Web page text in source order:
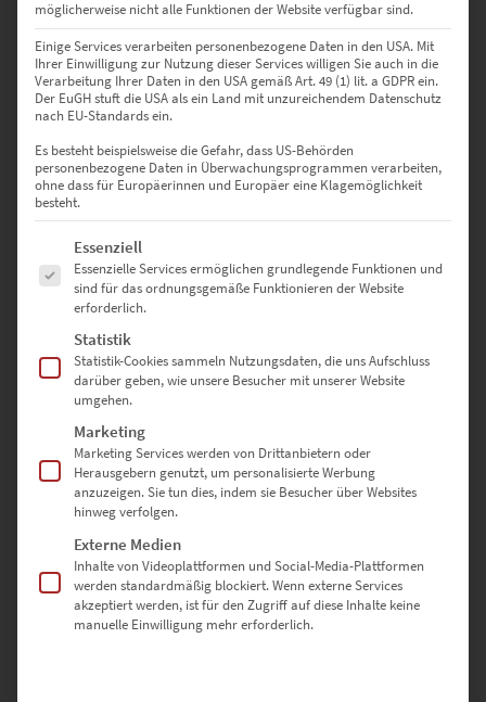
Enthält 19% Mwst.
Lieferzeit: ca. 10 Werktage
EZ00300 Gärtringen Marktplatz
€24,90 –€ 999,00
Enthält 19% Mwst.
zzgl.Versand
Dieses Produkt weist mehrere Varianten auf. Die Optionen können auf der Produktseite gewählt werden
möglicherweise nicht alle Funktionen der Website verfügbar sind.
Einige Services verarbeiten personenbezogene Daten in den USA. Mit
Ihrer Einwilligung zur Nutzung dieser Services willigen Sie auch in die
Verarbeitung Ihrer Daten in den USA gemäß Art. 49 (1) lit. a GDPR ein.
Der EuGH stuft die USA als ein Land mit unzureichendem Datenschutz
nach EU-Standards ein.
Es besteht beispielsweise die Gefahr, dass US-Behörden
personenbezogene Daten in Überwachungsprogrammen verarbeiten,
ohne dass für Europäerinnen und Europäer eine Klagemöglichkeit
besteht.
Es folgt eine Liste der Service-Gruppen, für die eine Einwilligung
Essenziell
Essenzielle Services ermöglichen grundlegende Funktionen und
sind für das ordnungsgemäße Funktionieren der Website
erforderlich.
Statistik
Statistik-Cookies sammeln Nutzungsdaten, die uns Aufschluss
darüber geben, wie unsere Besucher mit unserer Website
umgehen.
Marketing
Marketing Services werden von Drittanbietern oder
Herausgebern genutzt, um personalisierte Werbung
anzuzeigen. Sie tun dies, indem sie Besucher über Websites
hinweg verfolgen.
Externe Medien
Inhalte von Videoplattformen und Social-Media-Plattformen
werden standardmäßig blockiert. Wenn externe Services
akzeptiert werden, ist für den Zugriff auf diese Inhalte keine
manuelle Einwilligung mehr erforderlich.